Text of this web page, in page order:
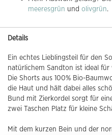
meeresgrün und olivgrün.
Details
Ein echtes Lieblingsteil für den
natürlichem Sandton ist ideal für
Die Shorts aus 100% Bio-
die Haut und hält dabei alles
Bund mit Zierkordel sorgt für
zwei Taschen Platz für kleine
Mit dem kurzen Bein und der